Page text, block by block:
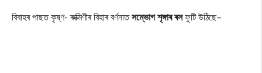
বিবাহৰ পাছত কৃষ্ণ- ৰুক্মিণীৰ বিহাৰ বৰ্ণনাতসম্ভোগ শৃঙ্গাৰ ৰসফুটি উঠিছে–